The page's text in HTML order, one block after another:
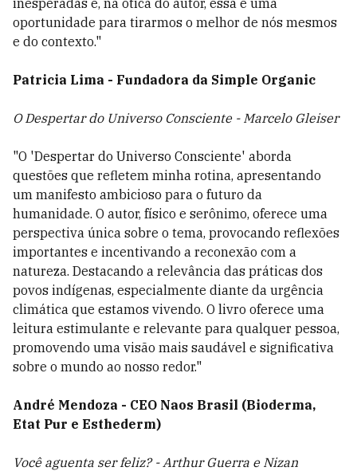
inesperadas e, na ótica do autor, essa é uma
oportunidade para tirarmos o melhor de nós mesmos
e do contexto."
Patricia Lima - Fundadora da Simple Organic
O Despertar do Universo Consciente - Marcelo Gleiser
"O 'Despertar do Universo Consciente' aborda
questões que refletem minha rotina, apresentando
um manifesto ambicioso para o futuro da
humanidade. O autor, físico e serônimo, oferece uma
perspectiva única sobre o tema, provocando reflexões
importantes e incentivando a reconexão com a
natureza. Destacando a relevância das práticas dos
povos indígenas, especialmente diante da urgência
climática que estamos vivendo. O livro oferece uma
leitura estimulante e relevante para qualquer pessoa,
promovendo uma visão mais saudável e significativa
sobre o mundo ao nosso redor."
André Mendoza - CEO Naos Brasil (Bioderma,
Etat Pur e Esthederm)
Você aguenta ser feliz? - Arthur Guerra e Nizan